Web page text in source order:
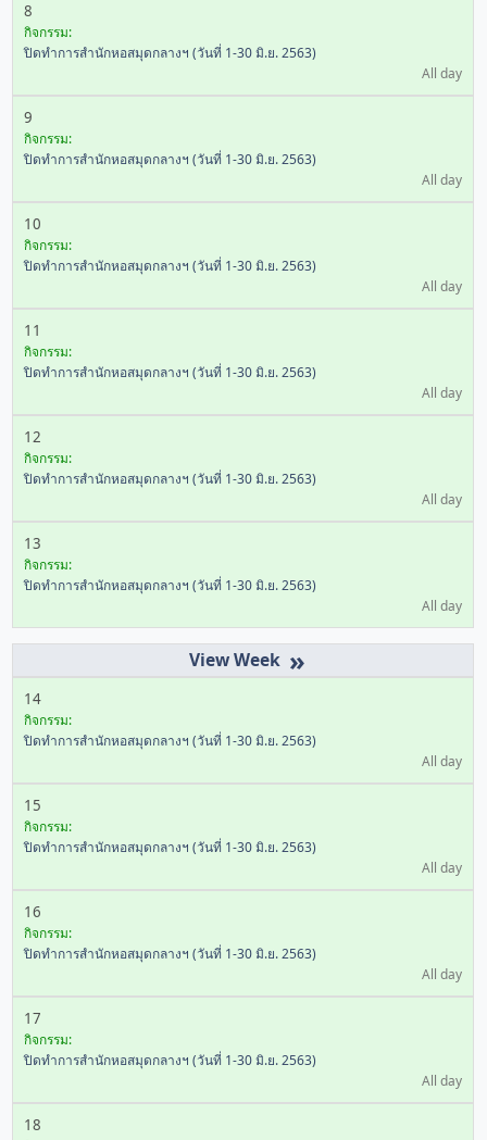
8
กิจกรรม:
ปิดทำการสำนักหอสมุดกลางฯ (วันที่ 1-30 มิ.ย. 2563)
All day
9
กิจกรรม:
ปิดทำการสำนักหอสมุดกลางฯ (วันที่ 1-30 มิ.ย. 2563)
All day
10
กิจกรรม:
ปิดทำการสำนักหอสมุดกลางฯ (วันที่ 1-30 มิ.ย. 2563)
All day
11
กิจกรรม:
ปิดทำการสำนักหอสมุดกลางฯ (วันที่ 1-30 มิ.ย. 2563)
All day
12
กิจกรรม:
ปิดทำการสำนักหอสมุดกลางฯ (วันที่ 1-30 มิ.ย. 2563)
All day
13
กิจกรรม:
ปิดทำการสำนักหอสมุดกลางฯ (วันที่ 1-30 มิ.ย. 2563)
All day
»
14
กิจกรรม:
ปิดทำการสำนักหอสมุดกลางฯ (วันที่ 1-30 มิ.ย. 2563)
All day
15
กิจกรรม:
ปิดทำการสำนักหอสมุดกลางฯ (วันที่ 1-30 มิ.ย. 2563)
All day
16
กิจกรรม:
ปิดทำการสำนักหอสมุดกลางฯ (วันที่ 1-30 มิ.ย. 2563)
All day
17
กิจกรรม:
ปิดทำการสำนักหอสมุดกลางฯ (วันที่ 1-30 มิ.ย. 2563)
All day
18